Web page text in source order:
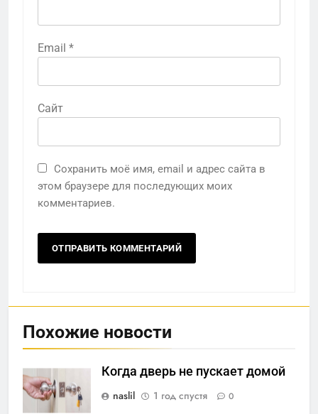
Email *
Сайт
Сохранить моё имя, email и адрес сайта в
этом браузере для последующих моих
комментариев.
Похожие новости
Когда дверь не пускает домой
naslil
1 год спустя 0